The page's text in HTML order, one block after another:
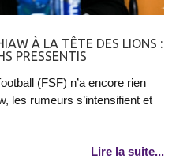
À LA TÊTE DES LIONS :
PRESSENTIS
(FSF) n’a encore rien
les rumeurs s’intensifient et
Lire la suite...